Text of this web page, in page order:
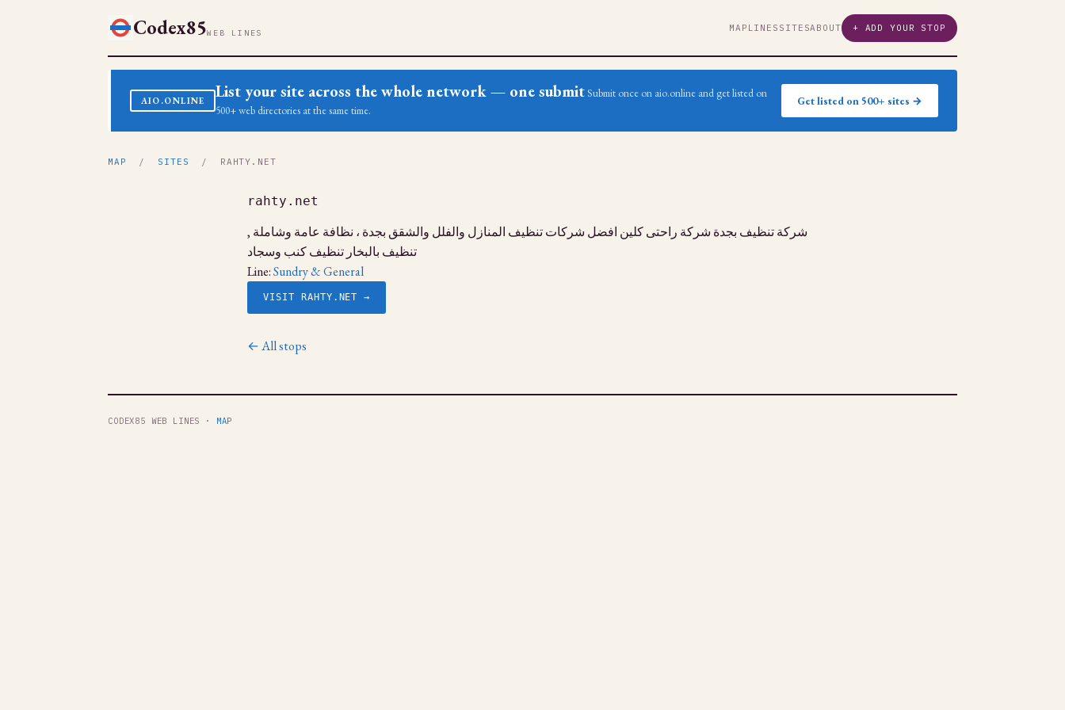
Codex85WEB LINES MAP LINES SITESABOUT + ADD YOUR STOP
AIO.ONLINE List your site across the whole network — one submit Submit once on aio.online and get listed on
500+ web directories at the same time.
Get listed on 500+ sites →
MAP / SITES / RAHTY.NET
rahty.net
شركة تنظيف بجدة شركة راحتى كلين افضل شركات تنظيف المنازل والفلل والشقق بجدة ، نظافة عامة وشاملة ,
تنظيف بالبخار تنظيف كنب وسجاد
Line:Sundry & General
VISIT RAHTY.NET →
← All stops
CODEX85 WEB LINES · MAP